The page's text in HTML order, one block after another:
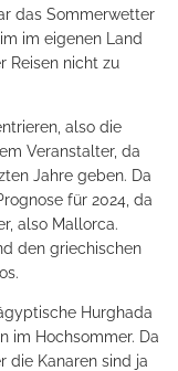
das Sommerwetter
im eigenen Land
Reisen nicht zu
also die
Veranstalter, da
Jahre geben. Da
für 2024, da
also Mallorca.
den griechischen
Hurghada
im Hochsommer. Da
die Kanaren sind ja